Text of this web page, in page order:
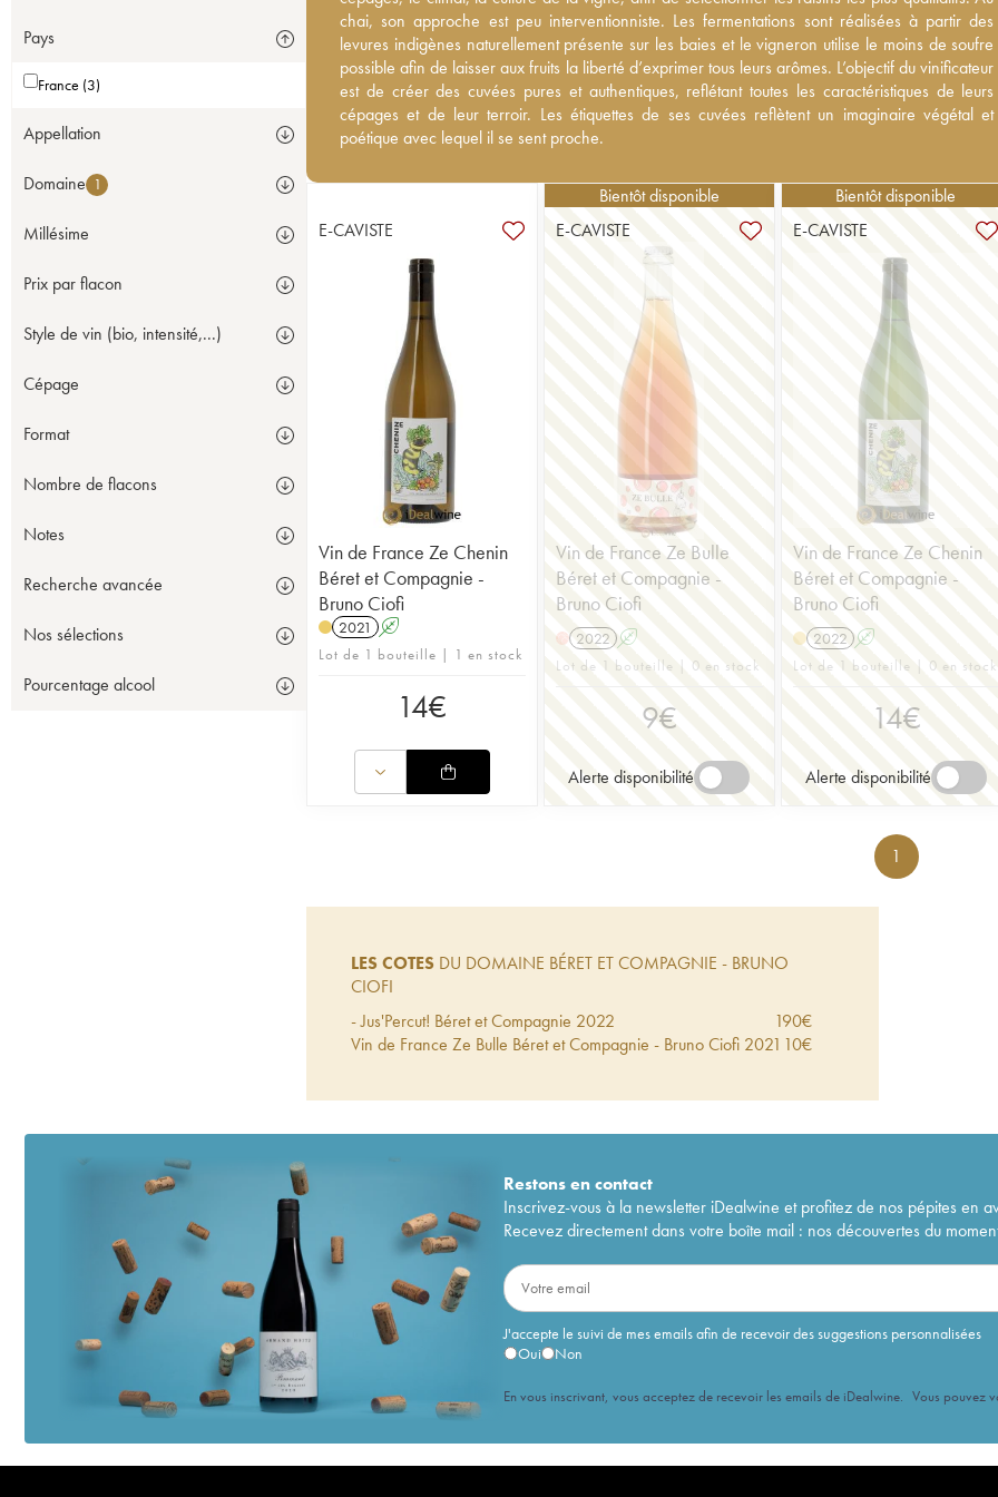
Pays
France (3)
Appellation
Domaine 1
Millésime
Prix par flacon
Style de vin (bio, intensité,...)
Cépage
Format
Nombre de flacons
Notes
Recherche avancée
Nos sélections
Pourcentage alcool
chai, son approche est peu interventionniste. Les fermentations sont réalisées à partir des
indigènes naturellement présente sur les baies et le vigneron utilise le moins de soufre possible
afin de laisser aux fruits la liberté d’exprimer tous leurs arômes. L’objectif du vinificateur est de
créer des cuvées pures et authentiques, reflétant toutes les caractéristiques de leurs cépages et
de leur terroir. Les étiquettes de ses cuvées reflètent un imaginaire végétal et poétique avec
lequel il se sent proche.
chai, son approche est peu interventionniste. Les fermentations sont réalisées à partir des
levures indigènes naturellement présente sur les baies et le vigneron utilise le moins de soufre
possible afin de laisser aux fruits la liberté d’exprimer tous leurs arômes. L’objectif du vinificateur
est de créer des cuvées pures et authentiques, reflétant toutes les caractéristiques de leurs
cépages et de leur terroir. Les étiquettes de ses cuvées reflètent un imaginaire végétal et
poétique avec lequel il se sent proche.
E-CAVISTE
Vin de France Ze Chenin
Béret et Compagnie -
Bruno Ciofi
2021 A
Lot de 1 bouteille | 1 en stock
14€
Bientôt disponible
E-CAVISTE
Vin de France Ze Bulle
Béret et Compagnie -
Bruno Ciofi
H 2022 A
Lot de 1 bouteille | 0 en stock
9€
Alerte disponibilité
Bientôt disponible
E-CAVISTE
Vin de France Ze Chenin
Béret et Compagnie -
Bruno Ciofi
2022 A
Lot de 1 bouteille | 0 en stock
14€
Alerte disponibilité
1
LES COTES DU DOMAINE BÉRET ET COMPAGNIE - BRUNO
CIOFI
- Jus'Percut! Béret et Compagnie 2022 190€
Vin de France Ze Bulle Béret et Compagnie - Bruno Ciofi 2021 10€
Restons encontact
Inscrivez-vous à la newsletter iDealwine et profitez de nos pépites en
Recevez directement dans votre boîte mail : nos découvertes du
J'accepte le suivi de mes emails afin de recevoir des suggestions personnalisées
Oui
Non
En vous inscrivant, vous acceptez de recevoir les emails de iDealwine. Vous pouvez